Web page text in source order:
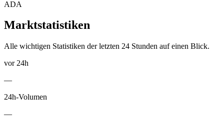
ADA
Marktstatistiken
Alle wichtigen Statistiken der letzten 24 Stunden auf einen Blick.
vor 24h
—
24h-Volumen
—